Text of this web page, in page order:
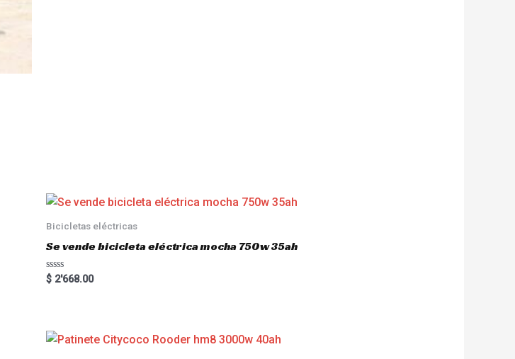
Bicicletas eléctricas
Se vende bicicleta eléctrica mocha 750w 35ah
R
a
o
u
$ 2'668.00